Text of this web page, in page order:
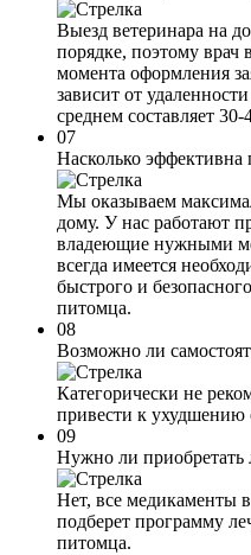
Выезд ветеринара на
порядке, поэтому врач
момента оформления
зависит от
среднем составляет
07
Насколько
Мы оказываем
дому. У нас работают
владеющие нужными
всегда имеется
быстрого и
питомца.
08
Возможно ли
Категорически не
привести к ухудшению
09
Нужно ли приобретать
Нет, все медикаменты
подберет программу
питомца.